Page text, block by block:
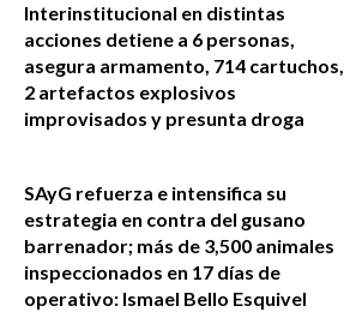
Interinstitucional en distintas
acciones detiene a 6 personas,
asegura armamento, 714 cartuchos,
2 artefactos explosivos
improvisados y presunta droga
SAyG refuerza e intensifica su
estrategia en contra del gusano
barrenador; más de 3,500 animales
inspeccionados en 17 días de
operativo: Ismael Bello Esquivel